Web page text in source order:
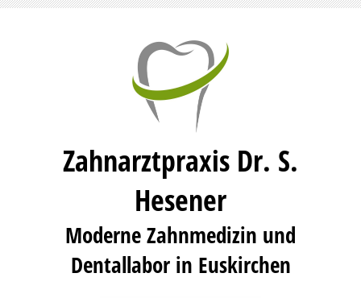
Zahnarztpraxis Dr. S.
Hesener
Moderne Zahnmedizin und
Dentallabor in Euskirchen